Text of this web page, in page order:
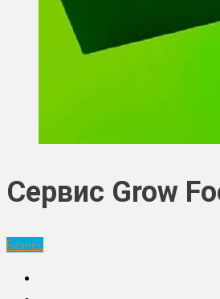
Сервис Grow
Бизнес